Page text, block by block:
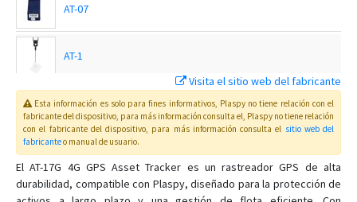
AT-07
AT-1
AT-1
AT-11
Visita el sitio web del fabricante
Esta información es solo para fines informativos, Plaspy no tiene relación con el
fabricante del dispositivo, para más información consulta el, Plaspy no tiene relación
con el fabricante del dispositivo, para más información consulta el sitio web del
fabricanteo manual de usuario.
El AT-17G 4G GPS Asset Tracker es un rastreador GPS de alta
durabilidad, compatible con Plaspy, diseñado para la protección de